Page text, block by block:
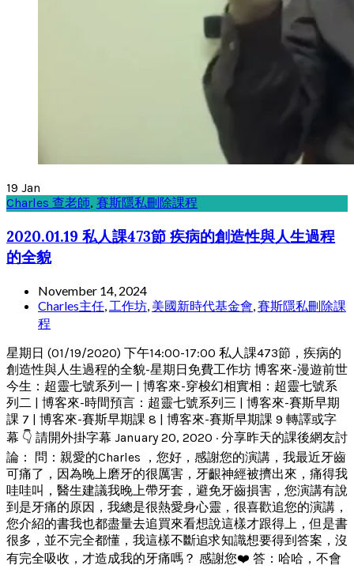
19 Jan
Charles 查老師, 賽斯隱私刪除課程
2020.01.19 私人課473節 疾病的創造性與人生過程
的全貌
November 14, 2024
Charles主任, 工作坊, 美國新時代基金會,賽斯隱私刪除課
程
星期日 (01/19/2020) 下午14:00-17:00 私人課473節，疾病的
創造性與人生過程的全貌-星期日免費工作坊 博客來-漫遊前世
今生：超靈七號系列一 | 博客來-穿梭幻相實相：超靈七號系
列二 | 博客來-時間預言：超靈七號系列三 | 博客來-賽斯早期
課 7 | 博客來-賽斯早期課 8 | 博客來-賽斯早期課 9 轉譯或字
幕 👇 請開外掛字幕 January 20, 2020 · 分享昨天的課後網友討
論： 問：親愛的Charles ，您好，感謝您的演講，我最近牙齒
可痛了，因為晚上磨牙的很厲害，牙齦神經被擠出來，痛得我
哇哇叫，醫生建議我晚上帶牙套，避免牙齒損害，您演講有說
到是牙痛的原因，我總是很熱愛身心靈，很喜歡追您的演講，
您介紹的書我也都盡量去追買來看想說這樣才跟得上，但是書
很多，並不完全都懂，我這樣不斷追求知識想要得到答案，沒
有完全吸收，才造成我的牙痛嗎？ 感謝您❤️ 答：哈哈，不會